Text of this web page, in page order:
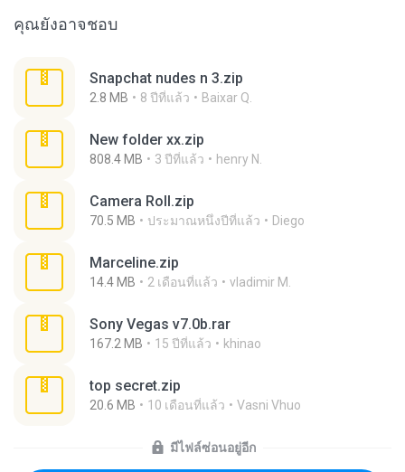
คุณยังอาจชอบ
Snapchat nudes n 3.zip
2.8 MB 8 ปีที่แล้ว Baixar Q.
New folder xx.zip
808.4 MB 3 ปีที่แล้ว henry N.
Camera Roll.zip
70.5 MB ประมาณหนึ่งปีที่แล้ว Diego
Marceline.zip
14.4 MB 2 เดือนที่แล้ว vladimir M.
Sony Vegas v7.0b.rar
167.2 MB 15 ปีที่แล้ว khinao
top secret.zip
20.6 MB 10 เดือนที่แล้ว Vasni Vhuo
มีไฟล์ซ่อนอยู่อีก